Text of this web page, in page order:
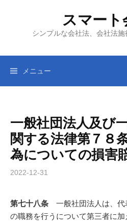
ツ
スマート
シンプルな会社法、会社法
メニュー
一般社団法人及び
関する法律第７８
為についての損害
2022-12-31
第七十八条 一般社団法人は、代
の職務を行うについて第三者に